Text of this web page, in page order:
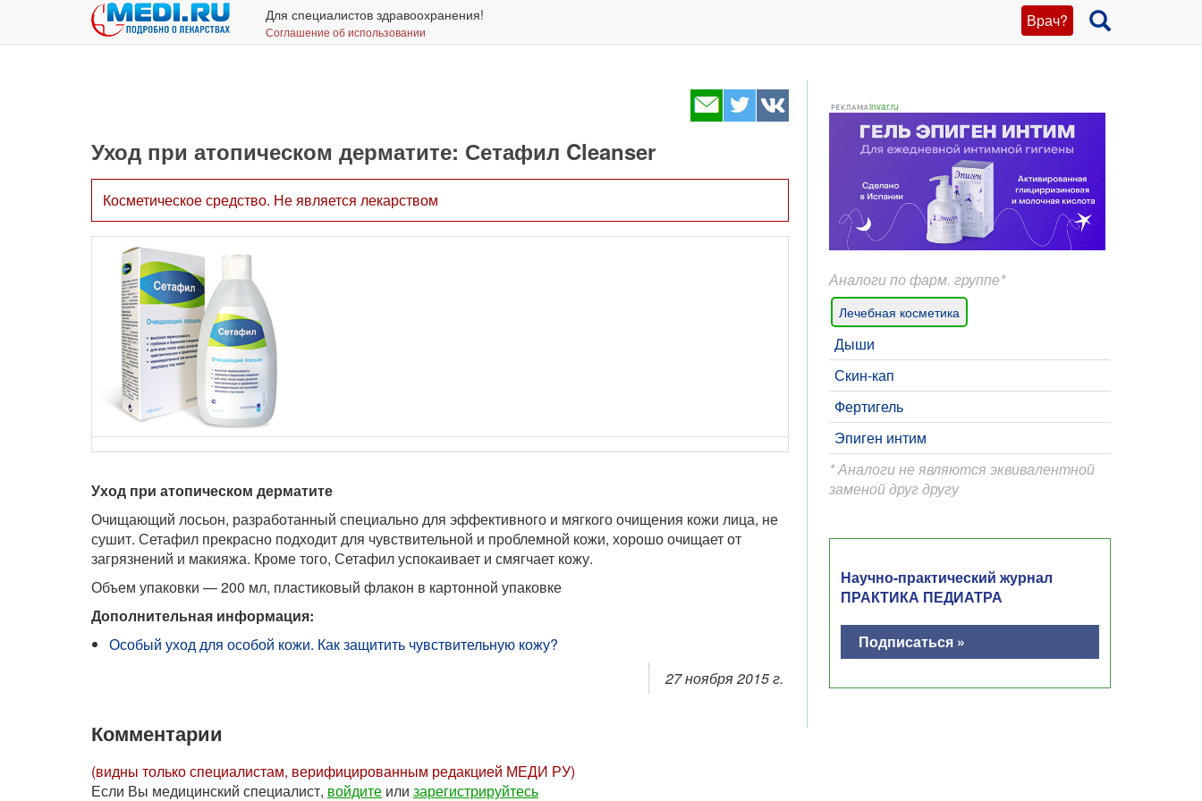
Врач?
Для специалистов здравоохранения!
Соглашение об использовании
invar.ru
Уход при атопическом дерматите: Сетафил Cleanser
Косметическое средство. Не является лекарством
Уход при атопическом дерматите
Очищающий лосьон, разработанный специально для эффективного и мягкого очищения кожи лица, не
сушит. Сетафил прекрасно подходит для чувствительной и проблемной кожи, хорошо очищает от
загрязнений и макияжа. Кроме того, Сетафил успокаивает и смягчает кожу.
Объем упаковки — 200 мл, пластиковый флакон в картонной упаковке
Дополнительная информация:
Особый уход для особой кожи. Как защитить чувствительную кожу?
27 ноября 2015 г.
Комментарии
(видны только специалистам, верифицированным редакцией МЕДИ РУ)
Если Вы медицинский специалист, войдите или зарегистрируйтесь
Аналоги по фарм. группе*
Лечебная косметика
Дыши
Скин-кап
Фертигель
Эпиген интим
* Аналоги не являются эквивалентной
заменой друг другу
Научно-практический журнал
ПРАКТИКА ПЕДИАТРА
Подписаться »